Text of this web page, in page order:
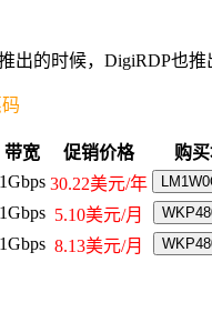
出的时候，DigiRDP也
带宽 促销价格
购
1Gbps 30.22美元/年
1Gbps 5.10美元/月
1Gbps 8.13美元/月